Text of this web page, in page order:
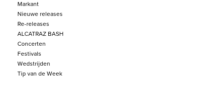
Markant
Nieuwe releases
Re-releases
ALCATRAZ BASH
Concerten
Festivals
Wedstrijden
Tip van de Week